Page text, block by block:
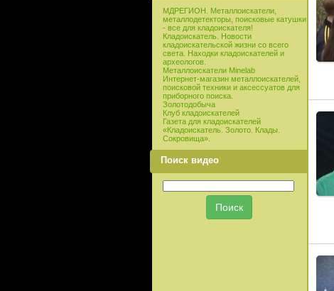
МДРЕГИОН. Металлоискатели,
металлодетекторы, поисковые катушки
- все для кладоискателя!
Кладоискатель. Новости
кладоискательской жизни со всего
света. Находки кладоискателей и
археологов.
Металлоискатели Minelab
Интернет-магазин металлоискателей,
поисковой техники и аксессуатов для
приборного поиска.
Золотодобыча
Клуб кладоискателей
Газета для кладоискателей
«Кладоискатель. Золото. Клады.
Сокровища».
Поиск видео